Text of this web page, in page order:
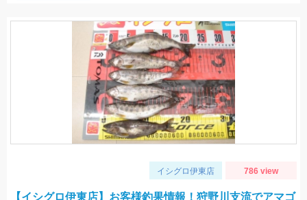
イシグロ伊東店 786 view
【イシグロ伊東店】お客様釣果情報！狩野川支流でアマゴ